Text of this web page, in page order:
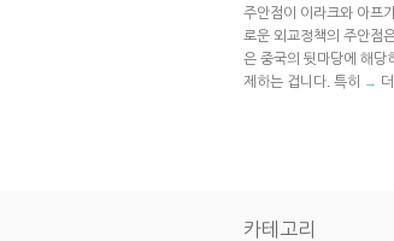
주안점이 이라크와 아프
로운 외교정책의 주안점
은 중국의 뒷마당에 해당
제하는 겁니다. 특히
→
카테고리